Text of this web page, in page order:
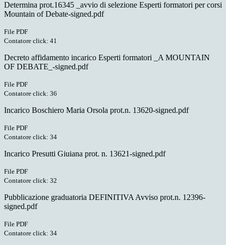
Determina prot.16345 _avvio di selezione Esperti formatori per corsi
Mountain of Debate-signed.pdf
File PDF
Contatore click: 41
Decreto affidamento incarico Esperti formatori _A MOUNTAIN
OF DEBATE_-signed.pdf
File PDF
Contatore click: 36
Incarico Boschiero Maria Orsola prot.n. 13620-signed.pdf
File PDF
Contatore click: 34
Incarico Presutti Giuiana prot. n. 13621-signed.pdf
File PDF
Contatore click: 32
Pubblicazione graduatoria DEFINITIVA Avviso prot.n. 12396-
signed.pdf
File PDF
Contatore click: 34